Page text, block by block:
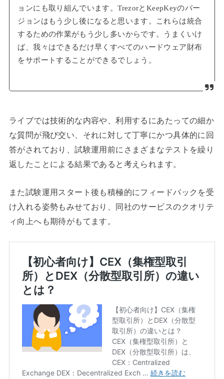
ョンにも取り組んでいます。TrezorとKeepKeyのバー
ジョンはもう少し後になると思います。これらは統合
するための作業がもう少し多いからです。うまくいけ
ば、我々はできるだけ早くすべてのハードウェア財布
をサポートすることができるでしょう。
ライブでは技術的な内容や、利用するにあたっての細か
な質問が飛び交い、それに対して丁寧にかつ具体的に回
答がされており、試験運用前にさまざまなテストを繰り
返したことによる結果であると考えられます。
また試験運用スタート後も積極的にフィードバックを受
け入れる姿勢もみせており、同社のサービスのクオリテ
ィ向上へも期待がもてます。